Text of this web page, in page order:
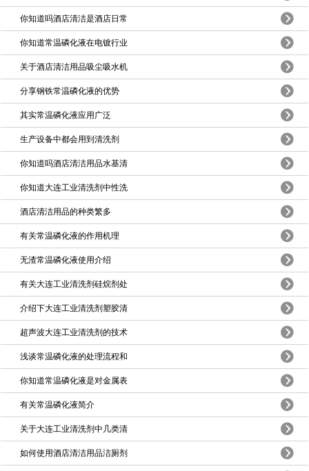
你知道吗酒店清洁是酒店日常
你知道常温磷化液在电镀行业
关于酒店清洁用品吸尘吸水机
分享钢铁常温磷化液的优势
其实常温磷化液应用广泛
生产设备中都会用到清洗剂
你知道吗酒店清洁用品水基清
你知道大连工业清洗剂中性洗
酒店清洁用品的种类繁多
有关常温磷化液的作用机理
无渣常温磷化液使用介绍
有关大连工业清洗剂硅烷剂处
介绍下大连工业清洗剂塑胶清
超声波大连工业清洗剂的技术
浅谈常温磷化液的处理流程和
你知道常温磷化液是对金属表
有关常温磷化液简介
关于大连工业清洗剂中几类清
如何使用酒店清洁用品洁厕剂